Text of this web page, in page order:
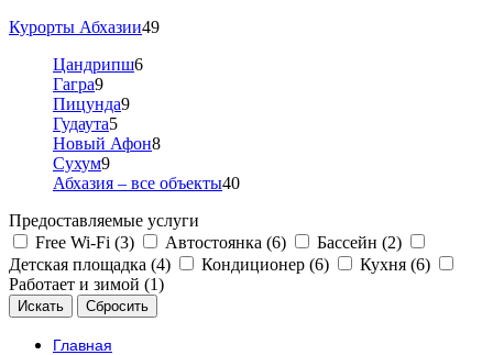
Курорты Абхазии49
Цандрипш6
Гагра9
Пицунда9
Гудаута5
Новый Афон8
Сухум9
Абхазия – все объекты40
Предоставляемые услуги
Free Wi-Fi (3)
Автостоянка (6)
Бассейн (2)
Детская площадка (4)
Кондиционер (6)
Кухня (6)
Работает и зимой (1)
Главная